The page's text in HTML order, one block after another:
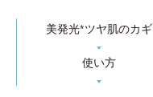
美発光*ツヤ肌のカギ
▼
使い方
▼